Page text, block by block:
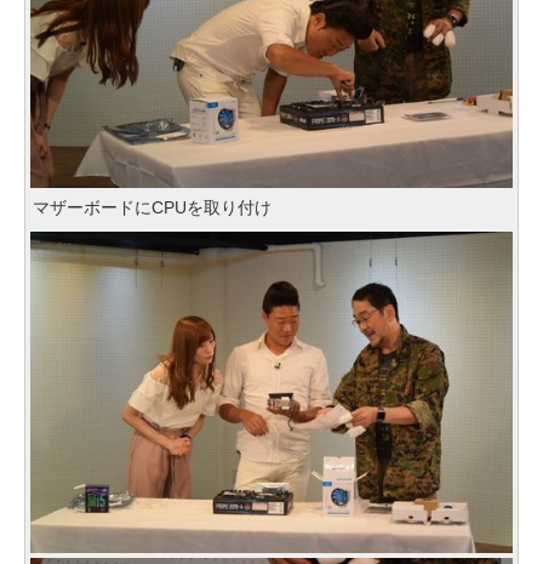
マザーボードにCPUを取り付け